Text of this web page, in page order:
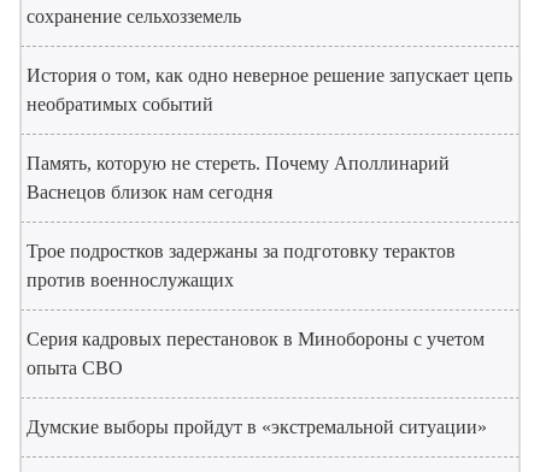
сохранение сельхозземель
История о том, как одно неверное решение запускает цепь
необратимых событий
Память, которую не стереть. Почему Аполлинарий
Васнецов близок нам сегодня
Трое подростков задержаны за подготовку терактов
против военнослужащих
Серия кадровых перестановок в Минобороны с учетом
опыта СВО
Думские выборы пройдут в «экстремальной ситуации»